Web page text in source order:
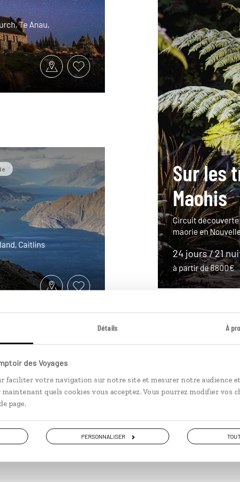
Détails À
des Voyages
faciliter votre navigation sur notre site et mesurer notre audience
quels cookies vous acceptez. Vous pourrez modifier vos
page.
PERSONNALISER
Te Anau,
Caitlins
Sur les
Maohis
Circuit
maorie en
24 jours / 21
à partir de 8800€
loin